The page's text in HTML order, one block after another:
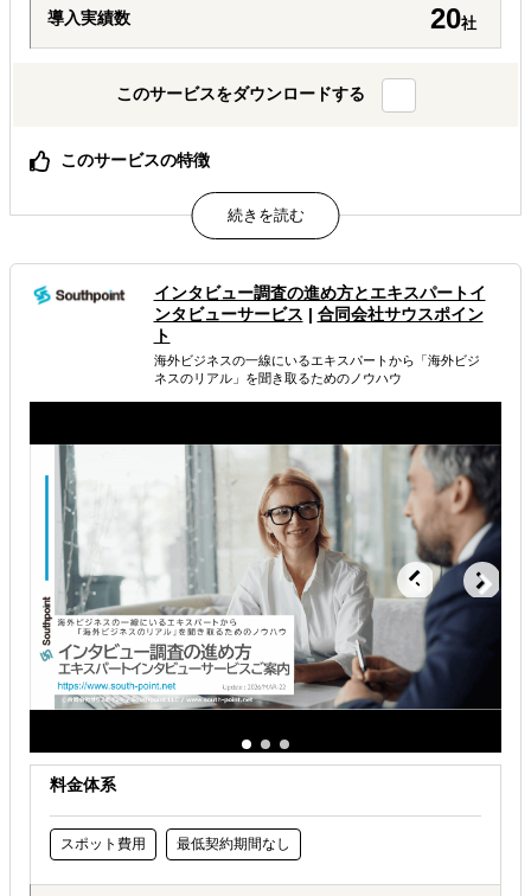
導入実績数 20社
このサービスをダウンロードする
このサービスの特徴
「海外展開×補助金×事業化」、補助金や制度を活用して海
外展開を成功させます
国家資格者を中心としたプロの支援者集団、「補助金取れ
たらさようなら」のブローカーではありません
採択可能性と事業化にこだわった補助金申請支援、採択後
もしっかりサポート
属するジャンル
海外進出・海外展開資金の融資
解決できる課題
海外におけるリスク・コストを低減したい
お金周りのサポートしてほしい その他
インタビュー調査の進め方とエキスパートイ
ンタビューサービス | 合同会社サウスポイン
ト
海外ビジネスの一線にいるエキスパートから 「海外ビジ
ネスのリアル」を聞き取るためのノウハウ
料金体系
スポット費用 最低契約期間なし